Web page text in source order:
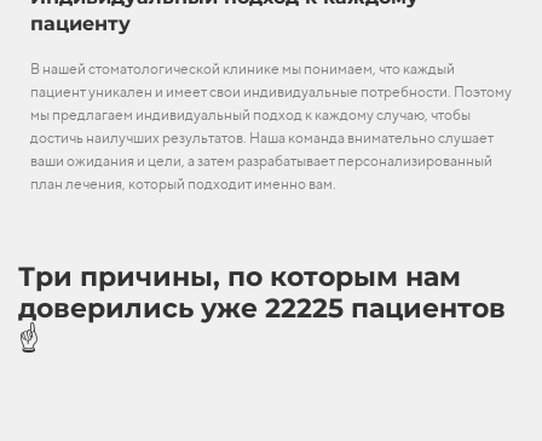
пациенту
В нашей стоматологической клинике мы понимаем, что каждый
пациент уникален и имеет свои индивидуальные потребности. Поэтому
мы предлагаем индивидуальный подход к каждому случаю, чтобы
достичь наилучших результатов. Наша команда внимательно слушает
ваши ожидания и цели, а затем разрабатывает персонализированный
план лечения, который подходит именно вам.
Три причины, по которым нам
доверились уже 22225 пациентов
☝️